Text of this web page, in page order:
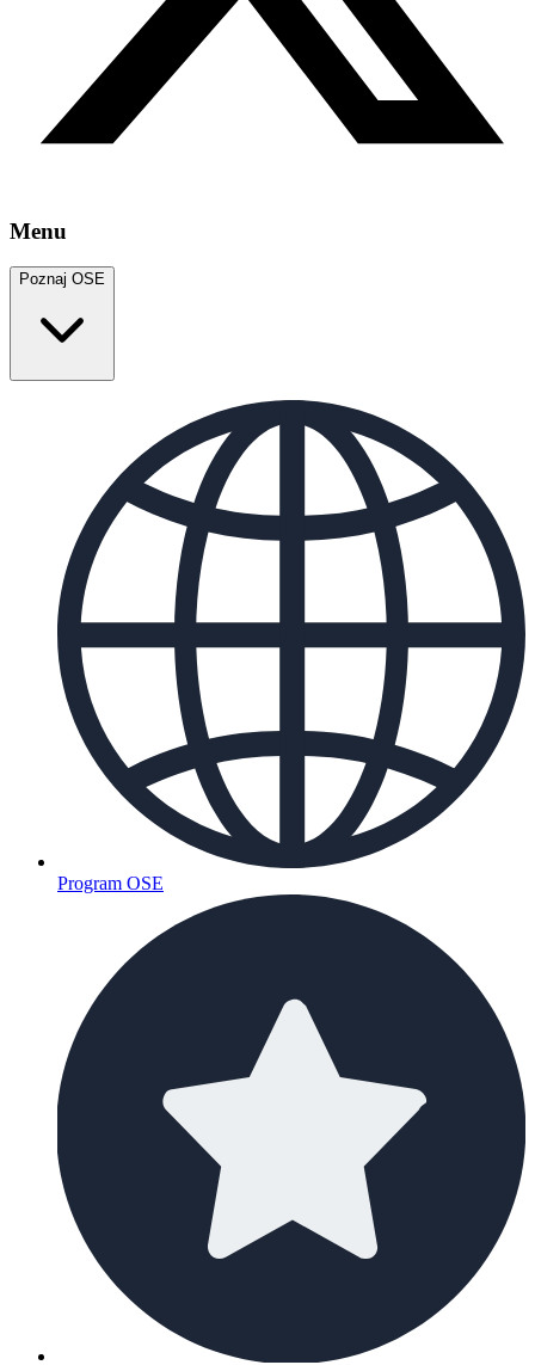
Menu
Poznaj OSE
Program OSE